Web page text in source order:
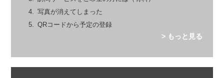
写真が消えてしまった
QRコードから予定の登録
> もっと見る